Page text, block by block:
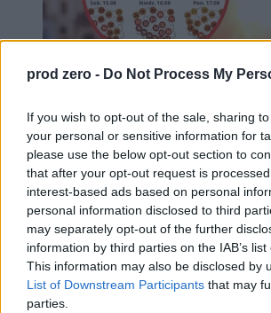
prod zero - Do Not Process My
If you wish to opt-out of the sale, sharing
your personal or sensitive information for
please use the below opt-out section to
that after your opt-out request is
interest-based ads based on personal
personal information disclosed to third
may separately opt-out of the further
information by third parties on the IAB’s
This information may also be disclosed by
List of Downstream Participants that may
parties.
Nadchodzi pogodowy
termometrach znów będzie 36
Najbliższe dni w pogodzie upłyną pod
sporych wahań temperatury. Choć początek
krótkotrwały, gorący epizod z temperaturami
st. C, to już od wtorku czeka nas wyraźne
ponownie zmieni się w weekend, gdy do
upał. Słupki rtęci mogą pokazać aż 36 kresek.